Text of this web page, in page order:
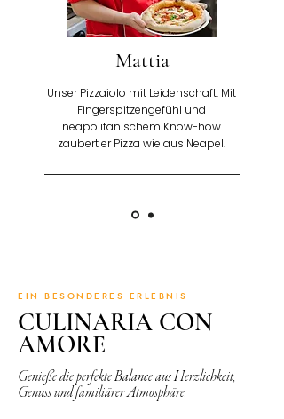
Mattia
Unser Pizzaiolo mit Leidenschaft. Mit
Fingerspitzengefühl und
neapolitanischem Know-how
zaubert er Pizza wie aus Neapel.
EIN BESONDERES ERLEBNIS
CULINARIA CON
AMORE
Genieße die perfekte Balance aus Herzlichkeit,
Genuss und familiärer Atmosphäre.